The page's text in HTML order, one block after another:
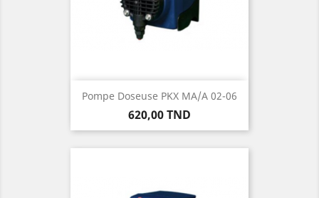
Pompe Doseuse PKX MA/A 02-06
Prix
620,00 TND